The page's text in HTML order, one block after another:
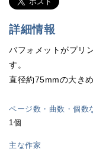
詳細情報
バフォメットがプリ
す。
直径約75mmの大きめ
ページ数・曲数・個数
1個
主な作家